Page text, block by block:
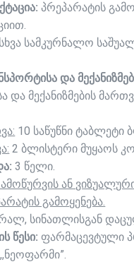
პრეპარატის
სამკურნალო
და
მექანიზმების
10 საწუწნი ტაბლეტი
2 ბლისტერი მუყაოს
3 წელი.
ან
გამოყენება.
სინათლისგან
წესი: ფარმაცევტული